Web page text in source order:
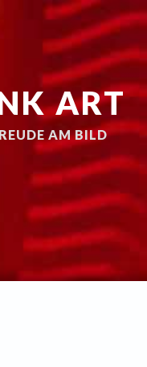
ART
AM BILD